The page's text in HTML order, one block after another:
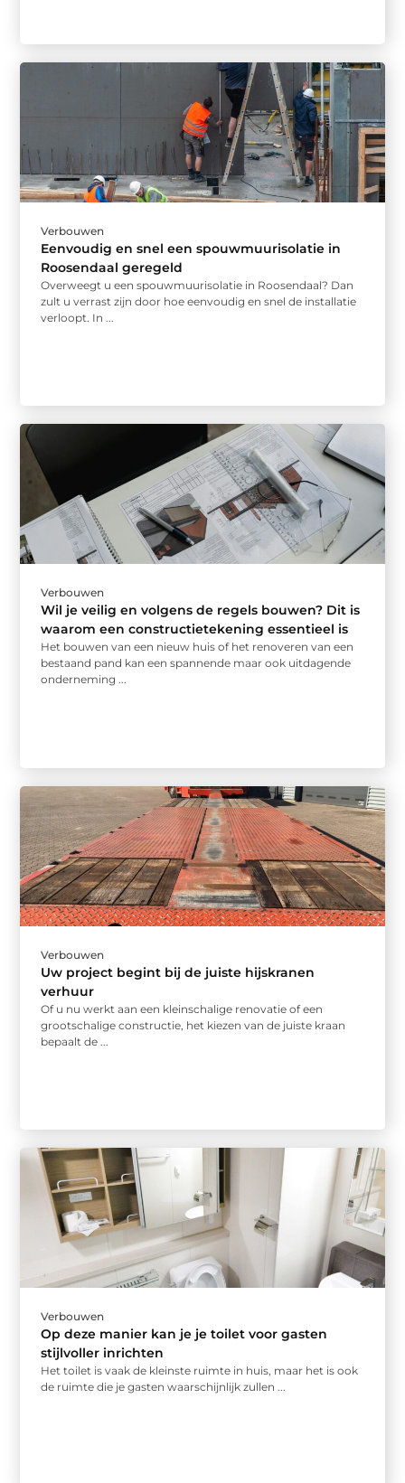
Verbouwen
Eenvoudig en snel een spouwmuurisolatie in
Roosendaal geregeld
Overweegt u een spouwmuurisolatie in Roosendaal? Dan
zult u verrast zijn door hoe eenvoudig en snel de installatie
verloopt. In ...
Verbouwen
Wil je veilig en volgens de regels bouwen? Dit is
waarom een constructietekening essentieel is
Het bouwen van een nieuw huis of het renoveren van een
bestaand pand kan een spannende maar ook uitdagende
onderneming ...
Verbouwen
Uw project begint bij de juiste hijskranen
verhuur
Of u nu werkt aan een kleinschalige renovatie of een
grootschalige constructie, het kiezen van de juiste kraan
bepaalt de ...
Verbouwen
Op deze manier kan je je toilet voor gasten
stijlvoller inrichten
Het toilet is vaak de kleinste ruimte in huis, maar het is ook
de ruimte die je gasten waarschijnlijk zullen ...